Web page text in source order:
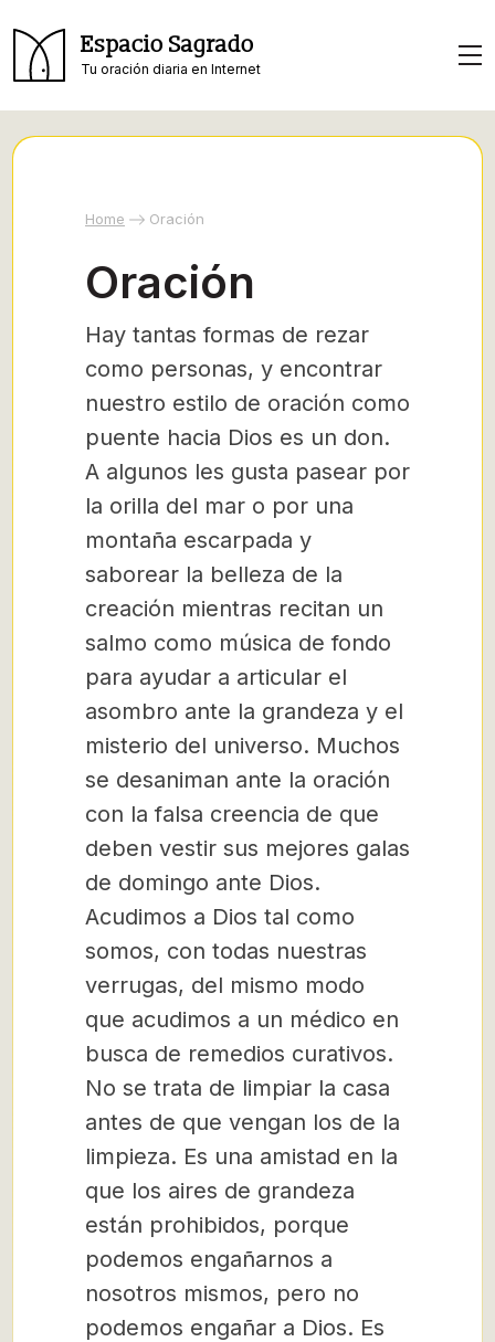
Espacio Sagrado
Tu oración diaria en Internet
Home Oración
Oración
Hay tantas formas de rezar
como personas, y encontrar
nuestro estilo de oración como
puente hacia Dios es un don.
A algunos les gusta pasear por
la orilla del mar o por una
montaña escarpada y
saborear la belleza de la
creación mientras recitan un
salmo como música de fondo
para ayudar a articular el
asombro ante la grandeza y el
misterio del universo. Muchos
se desaniman ante la oración
con la falsa creencia de que
deben vestir sus mejores galas
de domingo ante Dios.
Acudimos a Dios tal como
somos, con todas nuestras
verrugas, del mismo modo
que acudimos a un médico en
busca de remedios curativos.
No se trata de limpiar la casa
antes de que vengan los de la
limpieza. Es una amistad en la
que los aires de grandeza
están prohibidos, porque
podemos engañarnos a
nosotros mismos, pero no
podemos engañar a Dios. Es